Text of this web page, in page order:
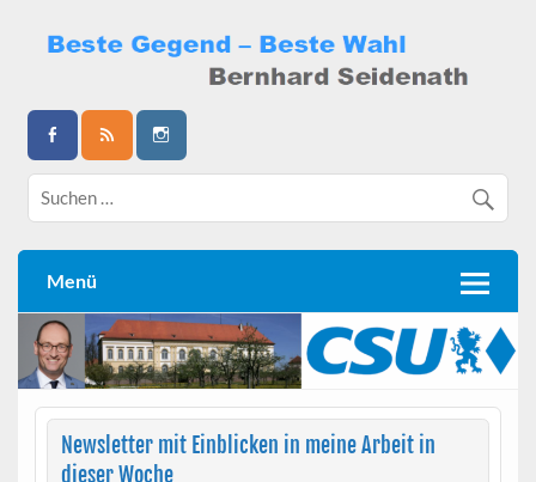
content
Bernhard Seidenath
Menü
Newsletter mit Einblicken in meine Arbeit in
dieser Woche